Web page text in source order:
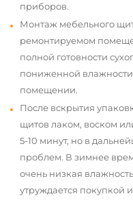
приборов.
Монтаж мебельного
ремонтируемом
полной готовности
пониженной
помещении.
После вскрытия
щитов лаком, воском
5-10 минут, но в
проблем. В зимнее
очень низкая
утруждается покупкой